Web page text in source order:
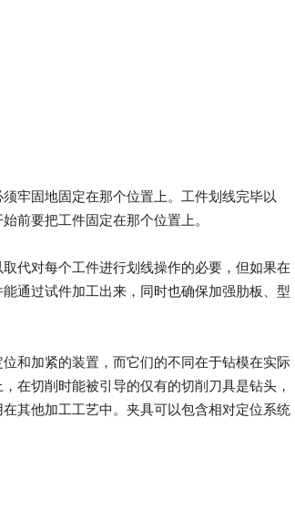
牢固地固定在那个位置上。工件划线完毕以
前要把工件固定在那个位置上。
代对每个工件进行划线操作的必要，但如果在
通过试件加工出来，同时也确保加强肋板、型
和加紧的装置，而它们的不同在于钻模在实际
在切削时能被引导的仅有的切削刀具是钻头，
其他加工工艺中。夹具可以包含相对定位系统